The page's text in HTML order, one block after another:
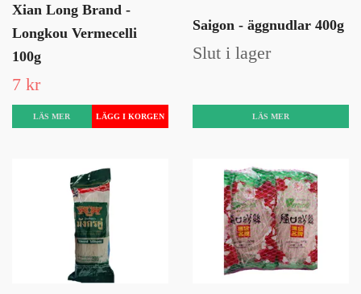
Xian Long Brand -
Longkou Vermecelli
100g
7 kr
LÄS MER
Saigon - äggnudlar 400g
Slut i lager
LÄS MER